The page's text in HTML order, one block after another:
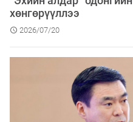
хөнгөрүүллээ
2026/07/20